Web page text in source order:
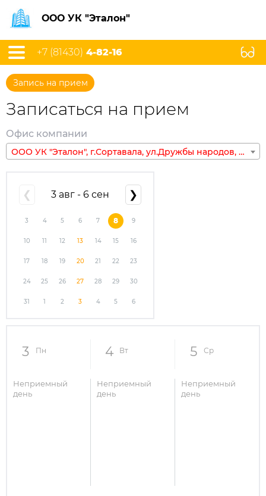
ООО УК "Эталон"
+7 (81430) 4-82-16
Запись на прием
Записаться на прием
Офис компании
ООО УК "Эталон", г.Сортавала, ул.Дружбы народов, д.5
❮ 3 авг - 6 сен ❯
3 4 5 6 7 8 9
10 11 12 13 14 15 16
17 18 19 20 21 22 23
24 25 26 27 28 29 30
31 1 2 3 4 5 6
3 Пн
Неприемный
день
4 Вт
Неприемный
день
5 Ср
Неприемный
день